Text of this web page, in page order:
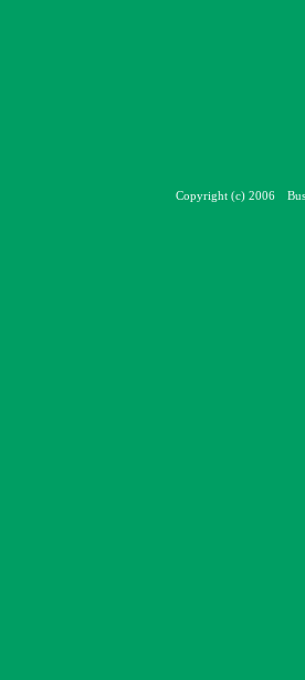
Copyright (c) 2006